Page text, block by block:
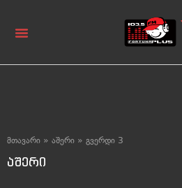
მთავარი » აშერი » გვერდი 3
აშერი